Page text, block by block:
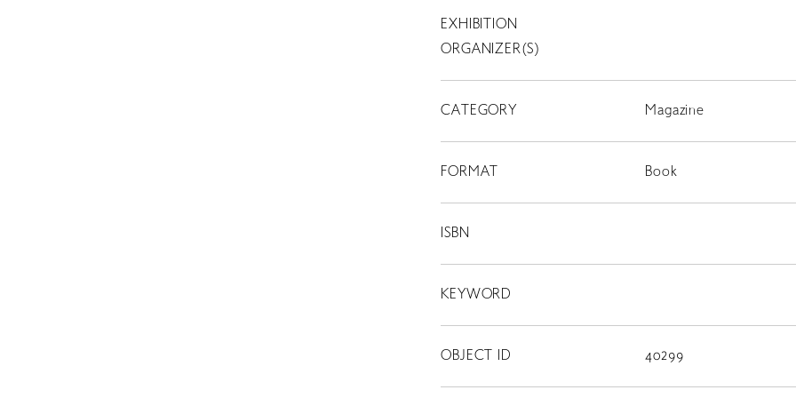
THINK ISLANDS RETRACE
動画
EXHIBITION
ORGANIZER(S)
CATEGORY Magazine
FORMAT Book
ISBN
KEYWORD
OBJECT ID 40299